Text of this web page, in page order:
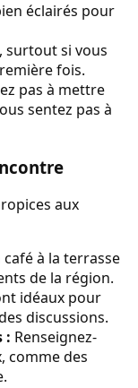
éclairés pour
surtout si vous
fois.
pas à mettre
sentez pas à
aux
à la terrasse
de la région.
idéaux pour
discussions.
: Renseignez-
comme des